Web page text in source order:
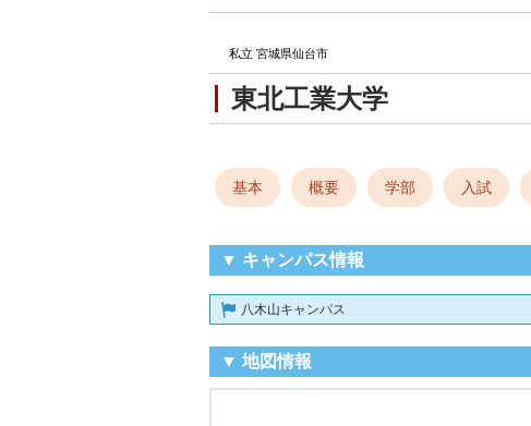
東北工業大学
私立 宮城県仙台市
基本 概要 学部 入試
▼ キャンパス情報
八木山キャンパス
▼ 地図情報